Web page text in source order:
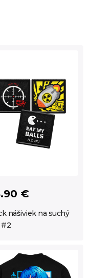
€
nášiviek na suchý
#2